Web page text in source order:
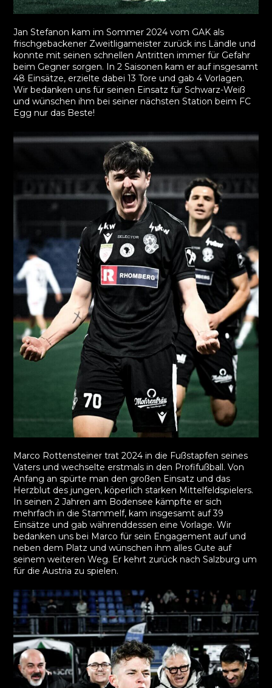
Jan Stefanon kam im Sommer 2024 vom GAK als
frischgebackener Zweitligameister zurück ins Ländle und
konnte mit seinen schnellen Antritten immer für Gefahr
beim Gegner sorgen. In 2 Saisonen kam er auf insgesamt
48 Einsätze, erzielte dabei 13 Tore und gab 4 Vorlagen.
Wir bedanken uns für seinen Einsatz für Schwarz-Weiß
und wünschen ihm bei seiner nächsten Station beim FC
Egg nur das Beste!
Marco Rottensteiner trat 2024 in die Fußstapfen seines
Vaters und wechselte erstmals in den Profifußball. Von
Anfang an spürte man den großen Einsatz und das
Herzblut des jungen, köperlich starken Mittelfeldspielers.
In seinen 2 Jahren am Bodensee kämpfte er sich
mehrfach in die Stammelf, kam insgesamt auf 39
Einsätze und gab währenddessen eine Vorlage. Wir
bedanken uns bei Marco für sein Engagement auf und
neben dem Platz und wünschen ihm alles Gute auf
seinem weiteren Weg. Er kehrt zurück nach Salzburg um
für die Austria zu spielen.